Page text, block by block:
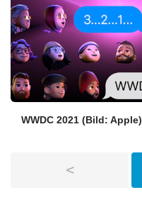
WWDC 2021 (Bild: Apple)
<